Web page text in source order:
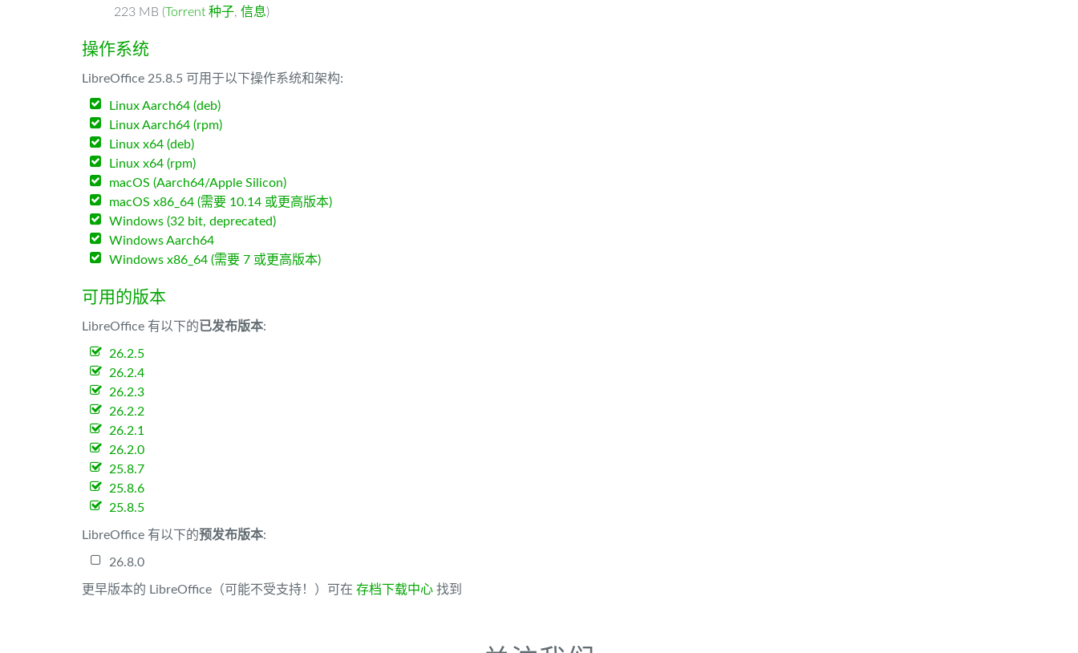
223 MB (Torrent 种子, 信息)
操作系统
LibreOffice 25.8.5 可用于以下操作系统和架构:
Linux Aarch64 (deb)
Linux Aarch64 (rpm)
Linux x64 (deb)
Linux x64 (rpm)
macOS (Aarch64/Apple Silicon)
macOS x86_64 (需要 10.14 或更高版本)
Windows (32 bit, deprecated)
Windows Aarch64
Windows x86_64 (需要 7 或更高版本)
可用的版本
LibreOffice 有以下的已发布版本:
26.2.5
26.2.4
26.2.3
26.2.2
26.2.1
26.2.0
25.8.7
25.8.6
25.8.5
LibreOffice 有以下的预发布版本:
26.8.0
更早版本的 LibreOffice（可能不受支持！）可在 存档下载中心 找到